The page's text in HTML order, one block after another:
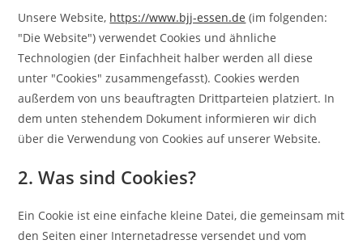
Unsere Website, https://www.bjj-essen.de (im folgenden:
"Die Website") verwendet Cookies und ähnliche
Technologien (der Einfachheit halber werden all diese
unter "Cookies" zusammengefasst). Cookies werden
außerdem von uns beauftragten Drittparteien platziert. In
dem unten stehendem Dokument informieren wir dich
über die Verwendung von Cookies auf unserer Website.
2. Was sind Cookies?
Ein Cookie ist eine einfache kleine Datei, die gemeinsam mit
den Seiten einer Internetadresse versendet und vom